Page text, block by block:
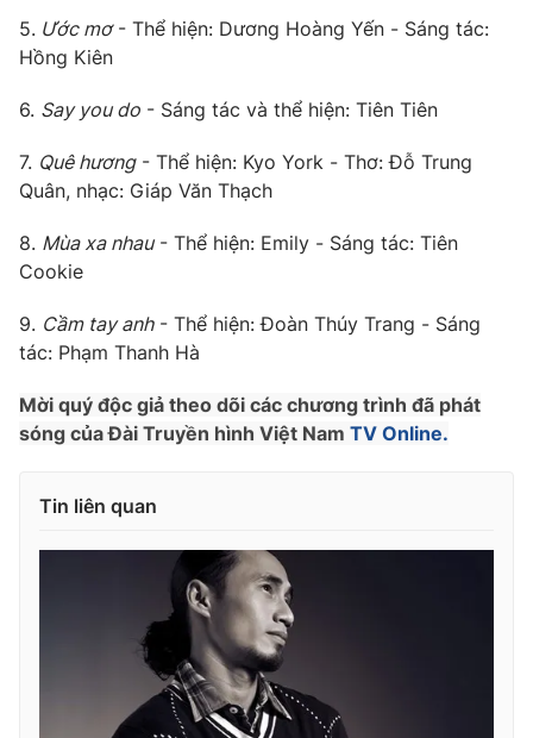
VTV4
VTV9 VTV8
Liên hệ tòa soạn English
THỜI BÁO VTV
Theo dõi báo trên
Cơ quan chủ quản:
Giấy phép hoạt động báo in và báo điện tử số 483/GP-BTTTT
cấp ngày 29/12/2023
Vũ Thanh Thủy
Phó Tổng Biên tập:
Nguyễn Thị Mỹ Hạnh, Phạm Quốc Thắng,
Nguyễn Trọng Ninh
Tổng đài VTV:024.38 355 931 - 024.38 355 932
5. Ước mơ- Thể hiện: Dương Hoàng Yến - Sáng tác:
Hồng Kiên
6. Say you do - Sáng tác và thể hiện: Tiên Tiên
7. Quê hương- Thể hiện: Kyo York - Thơ: Đỗ Trung
Quân, nhạc: Giáp Văn Thạch
8. Mùa xa nhau- Thể hiện: Emily - Sáng tác: Tiên
Cookie
9. Cầm tay anh- Thể hiện: Đoàn Thúy Trang - Sáng
tác: Phạm Thanh Hà
Mời quý độc giả theo dõi các chương trình đã phát
sóng của Đài Truyền hình Việt Nam TV Online.
Tin liên quan